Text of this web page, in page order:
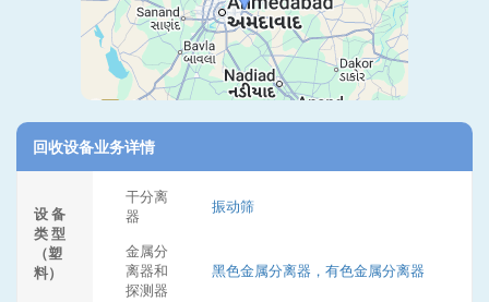
回收设备业务详情
设 备
类 型
（塑
料）
干分离
器
振动筛
金属分
离器和
探测器
黑色金属分离器，有色金属分离器